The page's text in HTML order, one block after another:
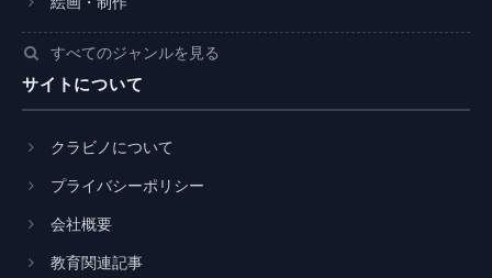
すべてのジャンルを見る
サイトについて
クラビノについて
プライバシーポリシー
会社概要
教育関連記事